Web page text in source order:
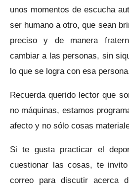
unos momentos de escucha
ser humano a otro, que sean
preciso y de manera
cambiar a las personas, sin
lo que se logra con esa
Recuerda querido lector que
no máquinas, estamos
afecto y no sólo cosas
Si te gusta practicar el
cuestionar las cosas, te
correo para discutir acerca